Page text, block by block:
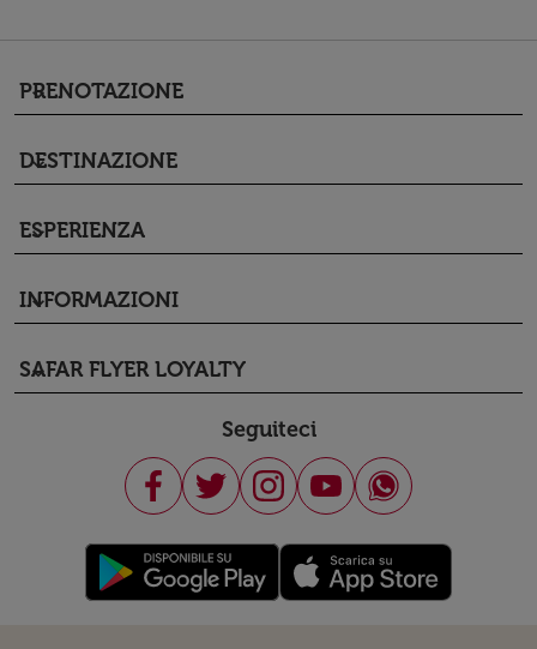
PRENOTAZIONE
keyboard_arrow_down
DESTINAZIONE
keyboard_arrow_down
ESPERIENZA
keyboard_arrow_down
INFORMAZIONI
keyboard_arrow_down
SAFAR FLYER LOYALTY
keyboard_arrow_down
Seguiteci